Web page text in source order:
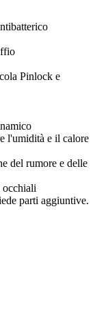
Pinlock e
l'umidità e il calore
del rumore e delle
occhiali
parti aggiuntive.